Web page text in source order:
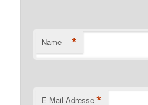
Name *
E-Mail-Adresse *